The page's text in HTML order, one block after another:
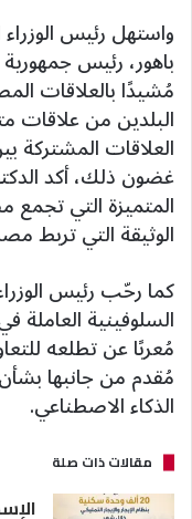
واستهل رئيس
باهور، رئيس
مُشيدًا بالعلاقات
البلدين من علاقات
العلاقات المشتركة
غضون ذلك، أكد
المتميزة التي
الوثيقة التي تربط
كما رحّب رئيس
السلوفينية
مُعربًا عن تطلعه
مُقدم من جانبها
الذكاء الاصطناعي.
مقالات ذات صلة